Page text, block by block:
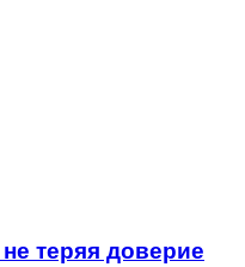
теряя доверие